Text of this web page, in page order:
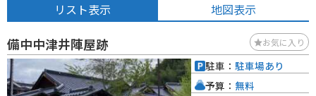
リスト表示 地図表示
備中中津井陣屋跡 お気に入り
駐車： 駐車場あり
予算： 無料